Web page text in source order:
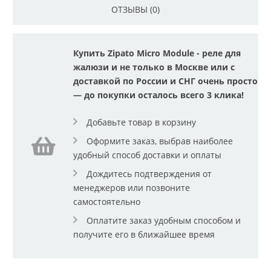
ОТЗЫВЫ (0)
Купить Zipato Micro Module - реле для
жалюзи и не только в Москве или с
доставкой по России и СНГ очень просто
— до покупки осталось всего 3 клика!
Добавьте товар в корзину
Оформите заказ, выбрав наиболее
удобный способ доставки и оплаты
Дождитесь подтверждения от
менеджеров или позвоните
самостоятельно
Оплатите заказ удобным способом и
получите его в ближайшее время